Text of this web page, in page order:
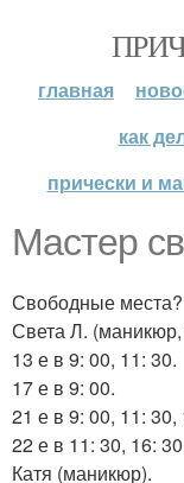
главная
как
прически и
Мастер
Свободные места?
Света Л.
13 е в 9: 00, 11: 30.
17 е в 9: 00.
21 е в 9: 00, 11: 30,
22 е в 11: 30, 16:
Катя (маникюр).